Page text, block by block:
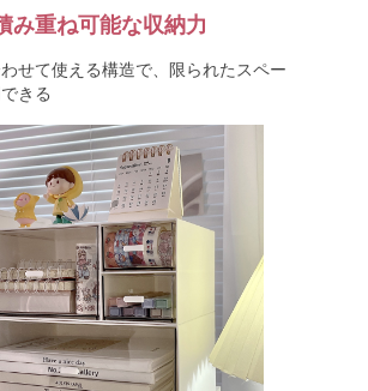
み重ね可能な収納力
わせて使える構造で、限られたスペー
きる